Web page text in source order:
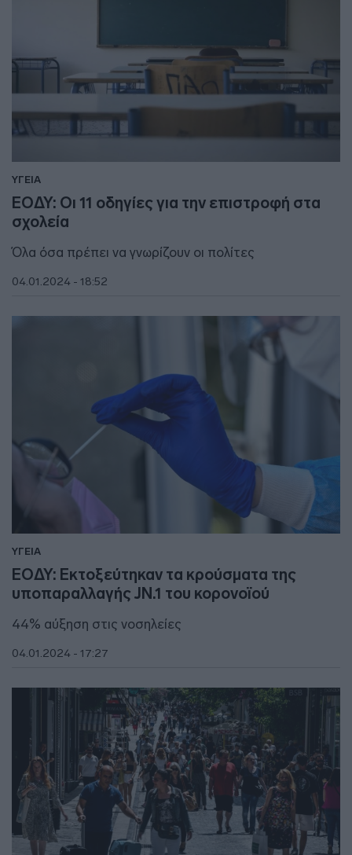
ΥΓΕΙΑ
ΕΟΔΥ: Οι 11 οδηγίες για την επιστροφή στα
σχολεία
Όλα όσα πρέπει να γνωρίζουν οι πολίτες
04.01.2024 - 18:52
ΥΓΕΙΑ
ΕΟΔΥ: Εκτοξεύτηκαν τα κρούσματα της
υποπαραλλαγής JN.1 του κορονοϊού
44% αύξηση στις νοσηλείες
04.01.2024 - 17:27